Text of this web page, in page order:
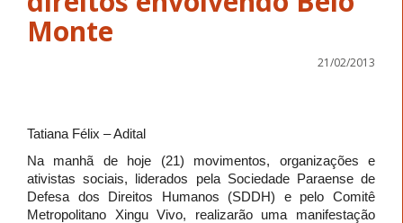
Monte
21/02/2013
Tatiana Félix – Adital
Na manhã de hoje (21) movimentos, organizações e
ativistas sociais, liderados pela Sociedade Paraense de
Defesa dos Direitos Humanos (SDDH) e pelo Comitê
Metropolitano Xingu Vivo, realizarão uma manifestação